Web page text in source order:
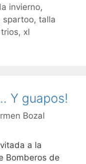
invierno,
spartoo, talla
trios, xl
Y guapos!
Bozal
a la
Bomberos de